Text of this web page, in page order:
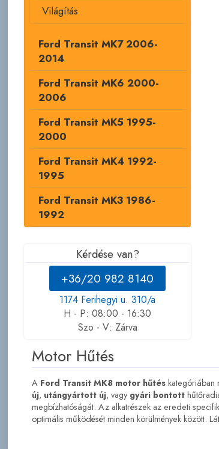
Világítás
Ford Transit MK7 2006-
2014
Ford Transit MK6 2000-
2006
Ford Transit MK5 1995-
2000
Ford Transit MK4 1992-
1995
Ford Transit MK3 1986-
1992
Kérdése van?
+36/20 982 8140
1174 Ferihegyi u. 310/a
H - P: 08:00 - 16:30
Szo - V: Zárva
Motor Hűtés
A Ford Transit MK8 motor hűtéskategóriában
új, utángyártott új, vagy gyári bontott
megbízhatóságát. Az alkatrészek az eredeti
optimális működését minden körülmények között.